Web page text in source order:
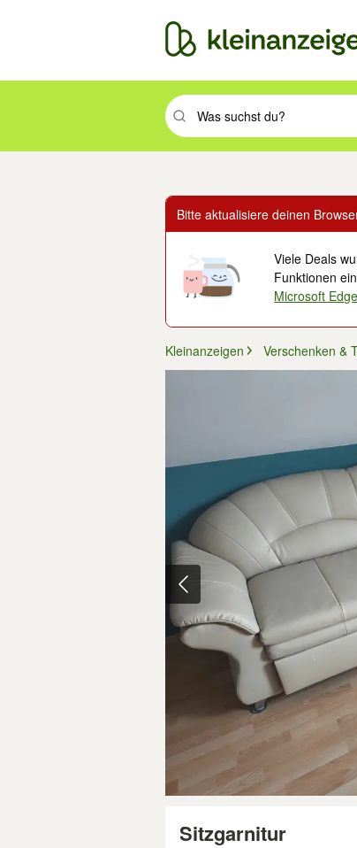
Suchbegriff eingeben.
Bitte aktualisiere deinen
Viele Deals
Funktionen
Microsoft Edge
Kleinanzeigen Verschenken &
Sitzgarnitur